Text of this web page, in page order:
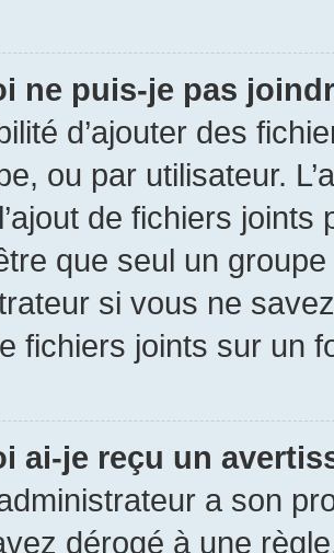
ne puis-je pas
d’ajouter des
ou par utilisateur.
de fichiers
que seul un
si vous ne
fichiers joints sur un
ai-je reçu un
a son
dérogé à une